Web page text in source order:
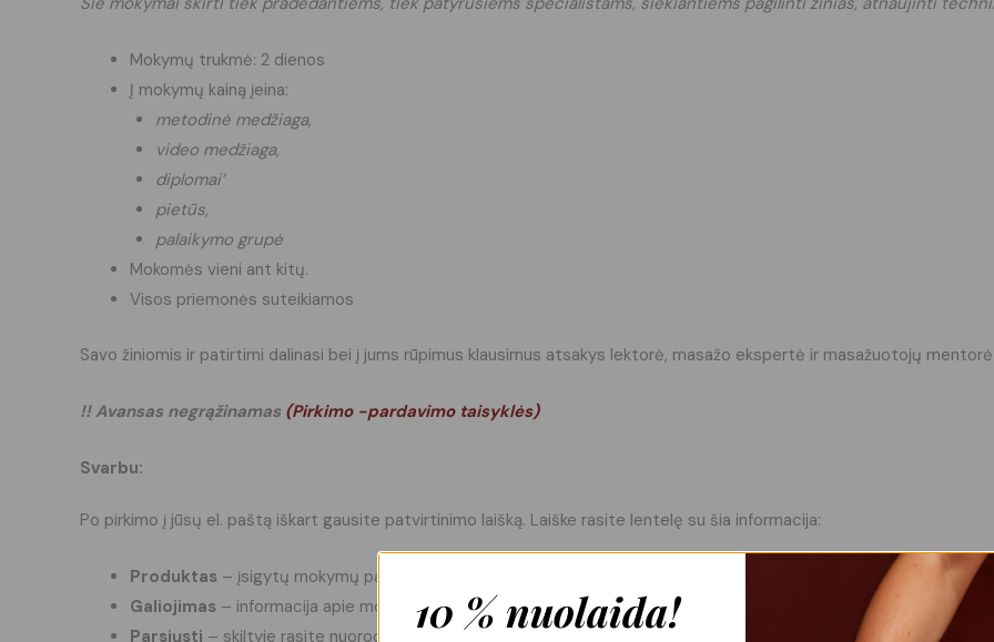
Mokymų trukmė: 2 dienos
Į mokymų kainą įeina:
metodinė medžiaga,
video medžiaga,
diplomai’
pietūs,
palaikymo grupė
Mokomės vieni ant kitų.
Visos priemonės suteikiamos
Savo žiniomis ir patirtimi dalinasi bei į jums rūpimus klausimus atsakys lektorė, masažo ekspertė ir masažuotojų mentorė
!! Avansas negrąžinamas (Pirkimo -pardavimo taisyklės)
Svarbu:
Po pirkimo į jūsų el. paštą iškart gausite patvirtinimo laišką. Laiške rasite lentelę su šia informacija:
Produktas – įsigytų mokymų pavadinimas.
Galiojimas – informacija apie mokymų galiojimo terminą.
Parsiųsti – skiltyje rasite nuorodą, leidžiančią atsisiųsti PDF failą su visa reikalinga informacija ir tiesiogine
10 % nuolaida!